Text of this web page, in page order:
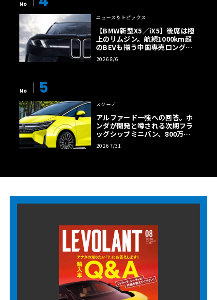
No
ニュース＆トピックス
【BMW新型X5／iX5】後席は極
上のリムジン。航続1000km超
のBEVも揃う中国専売ロング仕
様の全貌
2026 8/6
No 5
スクープ
アルファード一強への回答。ホ
ンダが開発と噂される次期フラ
ッグシップミニバン、800万円
超の勝算【予想CG】
2026 7/31